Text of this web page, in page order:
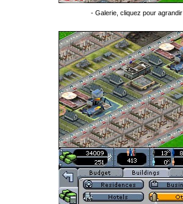
- Galerie, cliquez pour agrandir